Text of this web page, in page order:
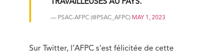
TRAVAILLEUSES AU PAYS.
— PSAC-AFPC (@PSAC_AFPC) MAY 1, 2023
Sur Twitter, l’AFPC s’est félicitée de cette